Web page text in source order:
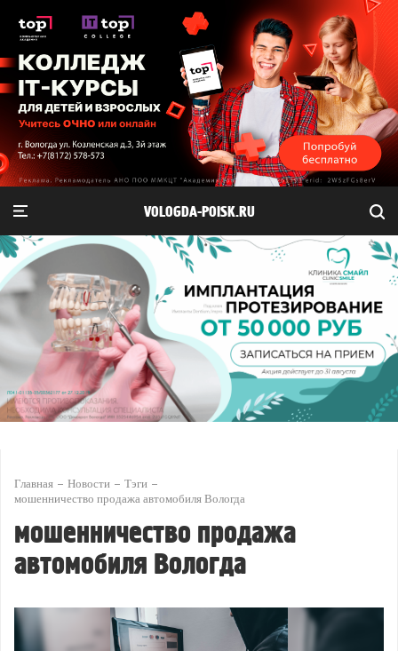
VOLOGDA-POISK.RU
Главная Новости
Тэги
мошенничество продажа автомобиля Вологда
мошенничество продажа
автомобиля Вологда